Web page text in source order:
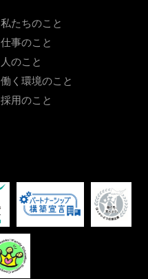
私たちのこと
仕事のこと
人のこと
働く環境のこと
採用のこと